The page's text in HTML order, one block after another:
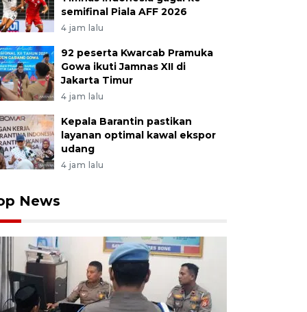
semifinal Piala AFF 2026
4 jam lalu
92 peserta Kwarcab Pramuka
Gowa ikuti Jamnas XII di
Jakarta Timur
4 jam lalu
Kepala Barantin pastikan
layanan optimal kawal ekspor
udang
4 jam lalu
News